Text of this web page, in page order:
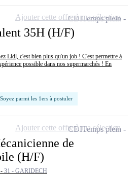
35H (H/F)
Lidl, c'est bien plus qu'un job ! C'est permettre à
possible dans nos supermarchés ! En
Soyez parmi les 1ers à postuler
CDITemps plein
Ajouter cette offre à ma sélection
de
(H/F)
31 - GARIDECH
CDITemps plein
Ajouter cette offre à ma sélection